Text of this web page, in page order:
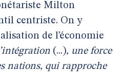
Milton
centriste. On y
de l’économie
(...), une force
nations, qui rapproche